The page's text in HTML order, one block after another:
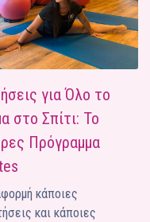
θάλασσα
στον
για Όλο το
στο Σπίτι: Το
Πρόγραμμα
κάποιες
και κάποιες